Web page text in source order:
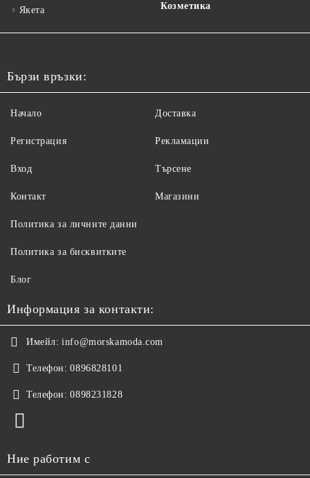
Якета
Козметика
Бързи връзки:
Начало
Регистрация
Вход
Контакт
Доставка
Рекламации
Търсене
Магазини
Политика за личните данни
Политика за бисквитките
Блог
Информация за контакти:
Имейл: info@morskamoda.com
Телефон: 0896828101
Телефон: 0898231828
Ние работим с